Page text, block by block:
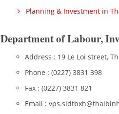
Planning & Investment in
Department of Labour,
Address : 19 Le Loi street,
Phone : (0227) 3831 398
Fax : (0227) 3831 821
Email :